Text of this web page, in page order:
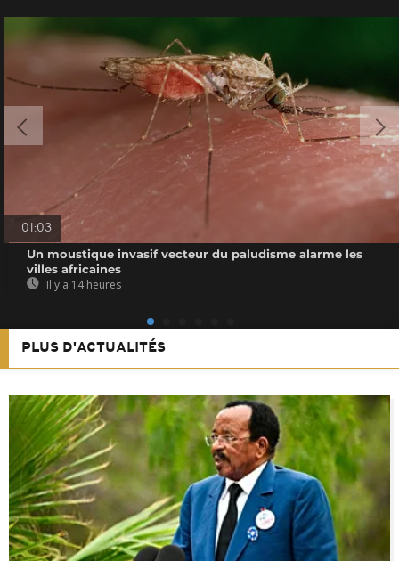
01:03
Un moustique invasif vecteur du paludisme alarme les
villes africaines
Il y a 14 heures
PLUS D'ACTUALITÉS